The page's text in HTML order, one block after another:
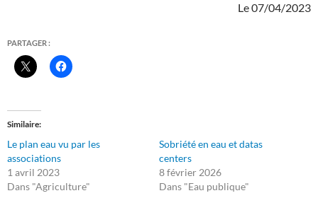
Le 07/04/2023
PARTAGER :
Similaire
Le plan eau vu par les
associations
1 avril 2023
Dans "Agriculture"
Sobriété en eau et datas
centers
8 février 2026
Dans "Eau publique"